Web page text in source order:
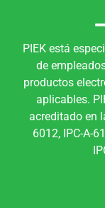
PIEK está
de
productos
aplicables.
acreditado en
6012, IPC-A-